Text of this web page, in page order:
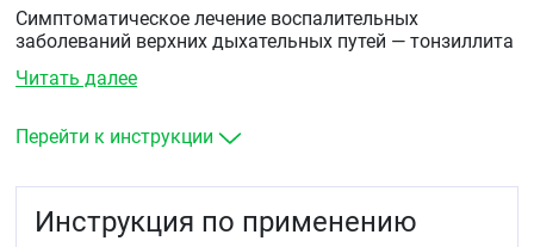
Симптоматическое лечение воспалительных
заболеваний верхних дыхательных путей — тонзиллита
заболеваний полости рта — стоматита, гингивита,
пародонтоза в качестве анальгетического средства
Читать далее
Перейти к инструкции
Инструкция по применению